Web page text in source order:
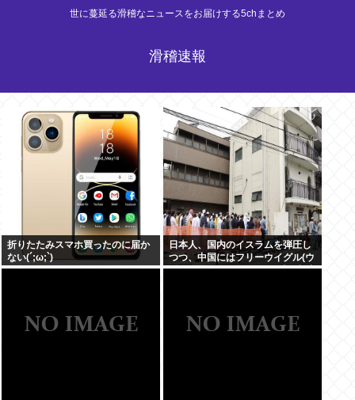
世に蔓延る滑稽なニュースをお届けする5chまとめ
滑稽速報
折りたたみスマホ買ったのに届か
ない(´;ω;`)
日本人、国内のイスラムを弾圧し
つつ、中国にはフリーウイグル(ウ
イグルはほぼムスリム)を叫ぶ意味